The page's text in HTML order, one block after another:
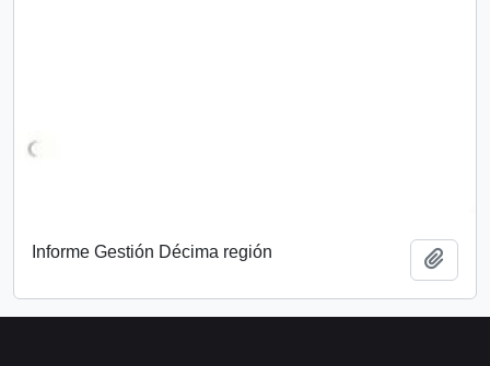
Informe Gestión Décima región